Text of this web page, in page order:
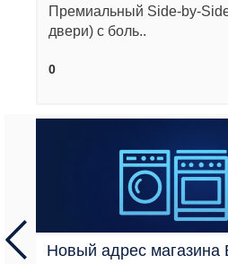
Премиальный Side-by-
двери) с боль..
0
Новый адрес магазина